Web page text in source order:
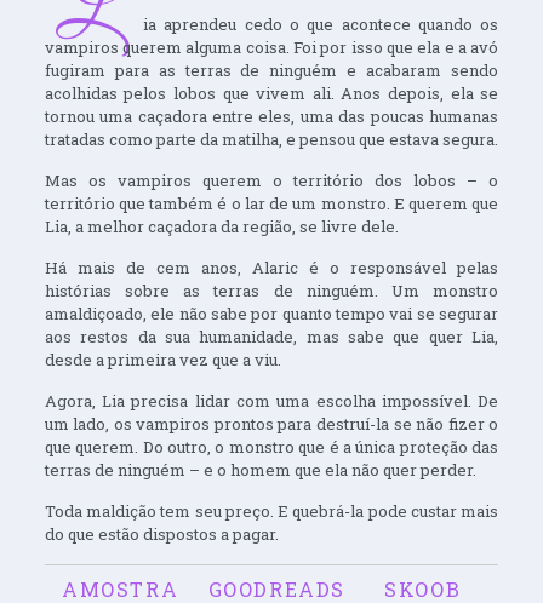
ia aprendeu cedo o que acontece quando os
vampiros querem alguma coisa. Foi por isso que ela e a avó
fugiram para as terras de ninguém e acabaram sendo
acolhidas pelos lobos que vivem ali. Anos depois, ela se
tornou uma caçadora entre eles, uma das poucas humanas
tratadas como parte da matilha, e pensou que estava segura.
Mas os vampiros querem o território dos lobos – o
território que também é o lar de um monstro. E querem que
Lia, a melhor caçadora da região, se livre dele.
Há mais de cem anos, Alaric é o responsável pelas
histórias sobre as terras de ninguém. Um monstro
amaldiçoado, ele não sabe por quanto tempo vai se segurar
aos restos da sua humanidade, mas sabe que quer Lia,
desde a primeira vez que a viu.
Agora, Lia precisa lidar com uma escolha impossível. De
um lado, os vampiros prontos para destruí-la se não fizer o
que querem. Do outro, o monstro que é a única proteção das
terras de ninguém – e o homem que ela não quer perder.
Toda maldição tem seu preço. E quebrá-la pode custar mais
do que estão dispostos a pagar.
AMOSTRA GOODREADS SKOOB